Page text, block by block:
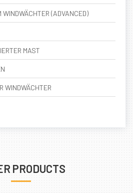
WINDWÄCHTER (ADVANCED)
MAST
WINDWÄCHTER
PRODUCTS